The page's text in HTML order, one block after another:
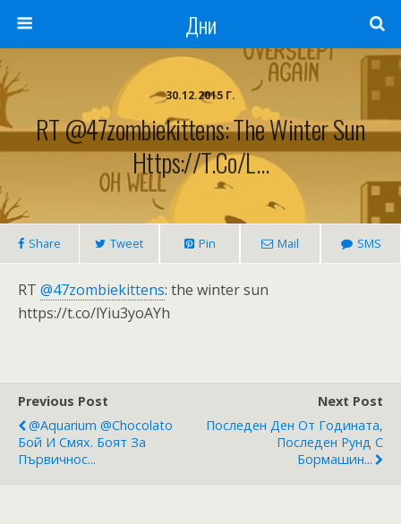
Дни
30.12.2015 Г.
RT @47zombiekittens: The Winter Sun
Https://t.co/l…
Share Tweet Pin Mail SMS
RT @47zombiekittens: the winter sun
https://t.co/lYiu3yoAYh
Previous Post
@aquarium @chocolato
Бой И Смях. Боят За
Първичнос...
Next Post
Последен Ден От Годината,
Последен Рунд С
Бормашин...